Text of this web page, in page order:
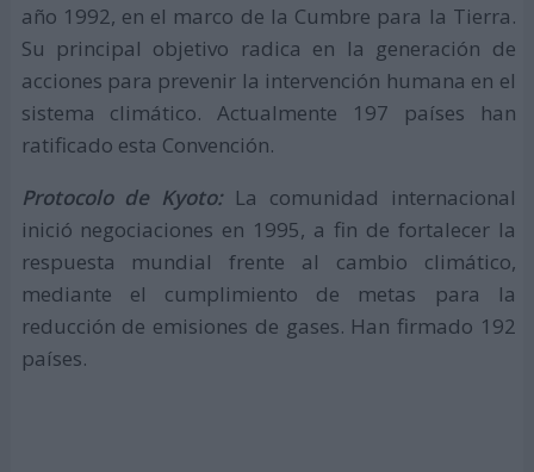
año 1992, en el marco de la Cumbre para la Tierra.
Su principal objetivo radica en la generación de
acciones para prevenir la intervención humana en el
sistema climático. Actualmente 197 países han
ratificado esta Convención.
Protocolo de Kyoto:La comunidad internacional
inició negociaciones en 1995, a fin de fortalecer la
respuesta mundial frente al cambio climático,
mediante el cumplimiento de metas para la
reducción de emisiones de gases. Han firmado 192
países.